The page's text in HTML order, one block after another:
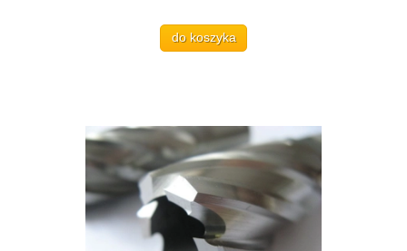
do koszyka